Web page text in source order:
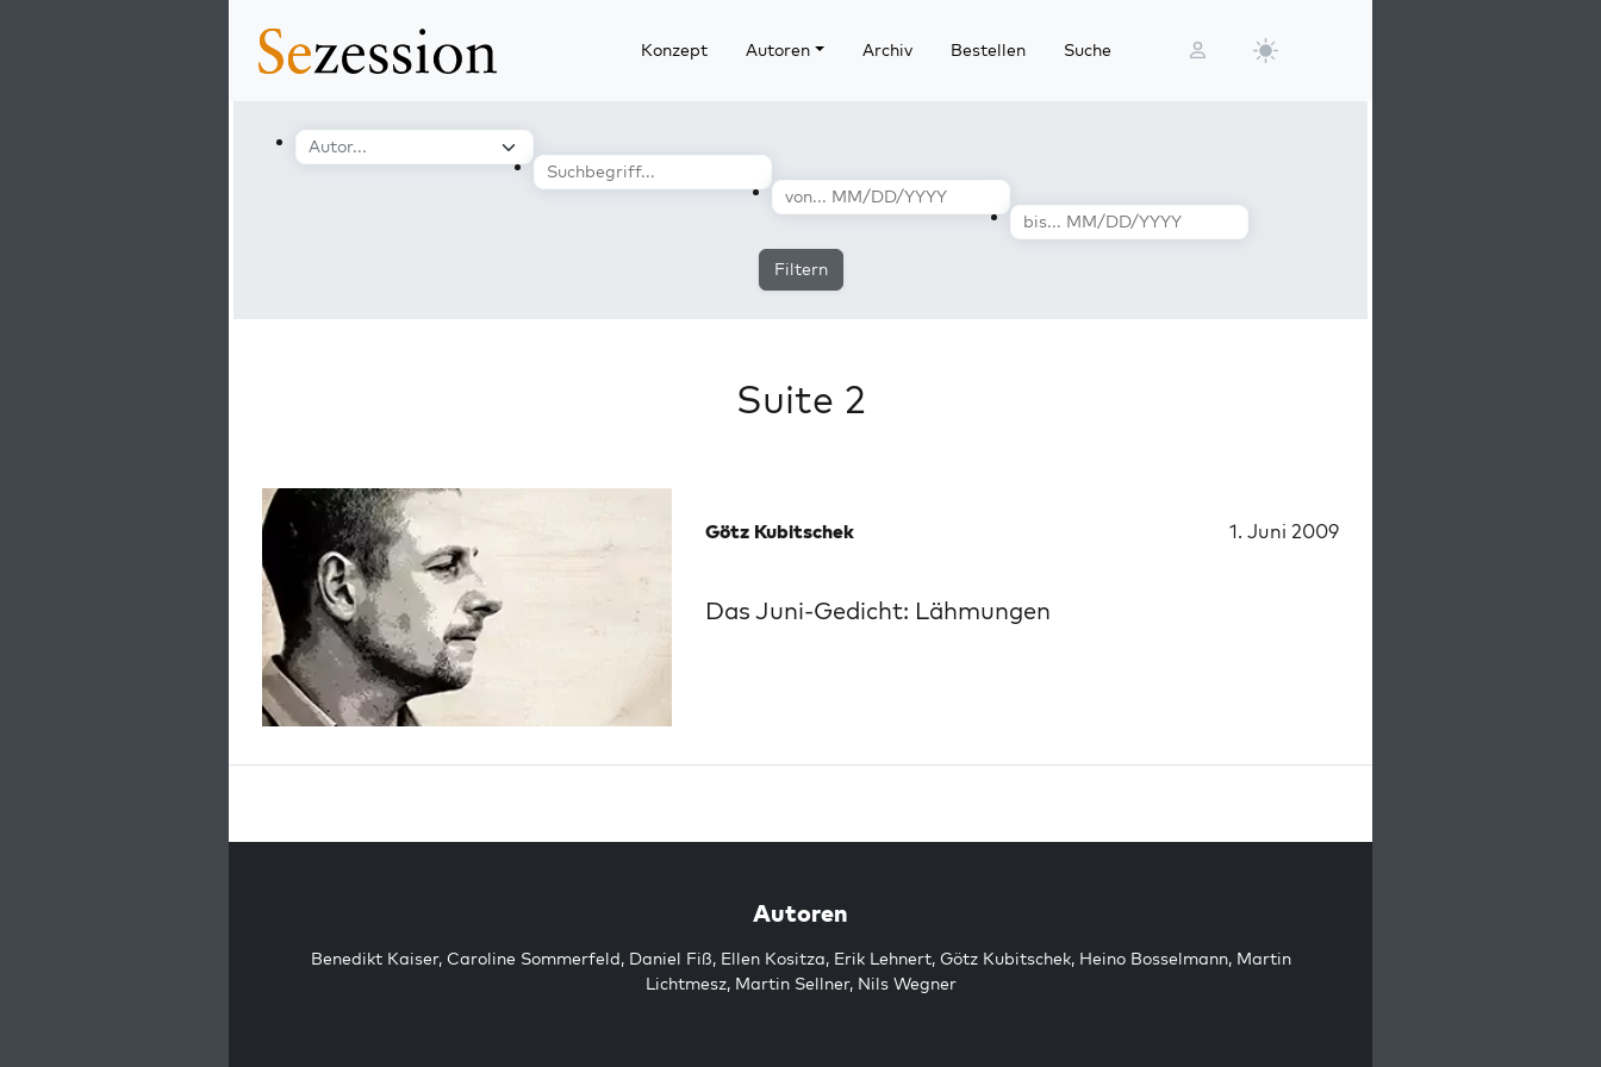
Konzept Autoren Archiv Bestellen Suche
Filtern
Suite 2
Götz Kubitschek 1. Juni 2009
Das Juni-Gedicht: Lähmungen
Autoren
Benedikt Kaiser, Caroline Sommerfeld, Daniel Fiß, Ellen Kositza, Erik Lehnert, Götz Kubitschek, Heino Bosselmann, Martin
Lichtmesz, Martin Sellner, Nils Wegner